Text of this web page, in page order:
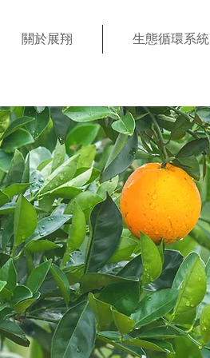
關於展翔 生態循環系統